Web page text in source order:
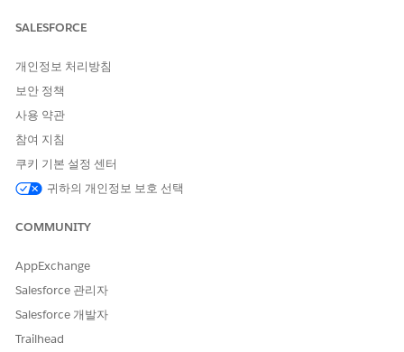
SALESFORCE
개인정보 처리방침
보안 정책
사용 약관
참여 지침
쿠키 기본 설정 센터
귀하의 개인정보 보호 선택
COMMUNITY
AppExchange
Salesforce 관리자
Salesforce 개발자
Trailhead